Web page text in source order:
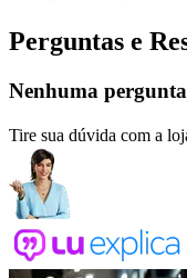
Perguntas e
Nenhuma
Tire sua dúvida com a